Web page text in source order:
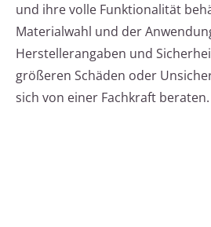
und ihre volle Funktionalität
Materialwahl und der
Herstellerangaben und
größeren Schäden oder
sich von einer Fachkraft beraten.